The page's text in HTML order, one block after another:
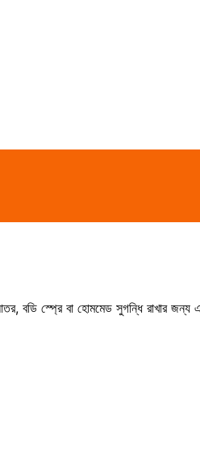
বডি স্প্রে বা হোমমেড সুগন্ধি রাখার জন্য